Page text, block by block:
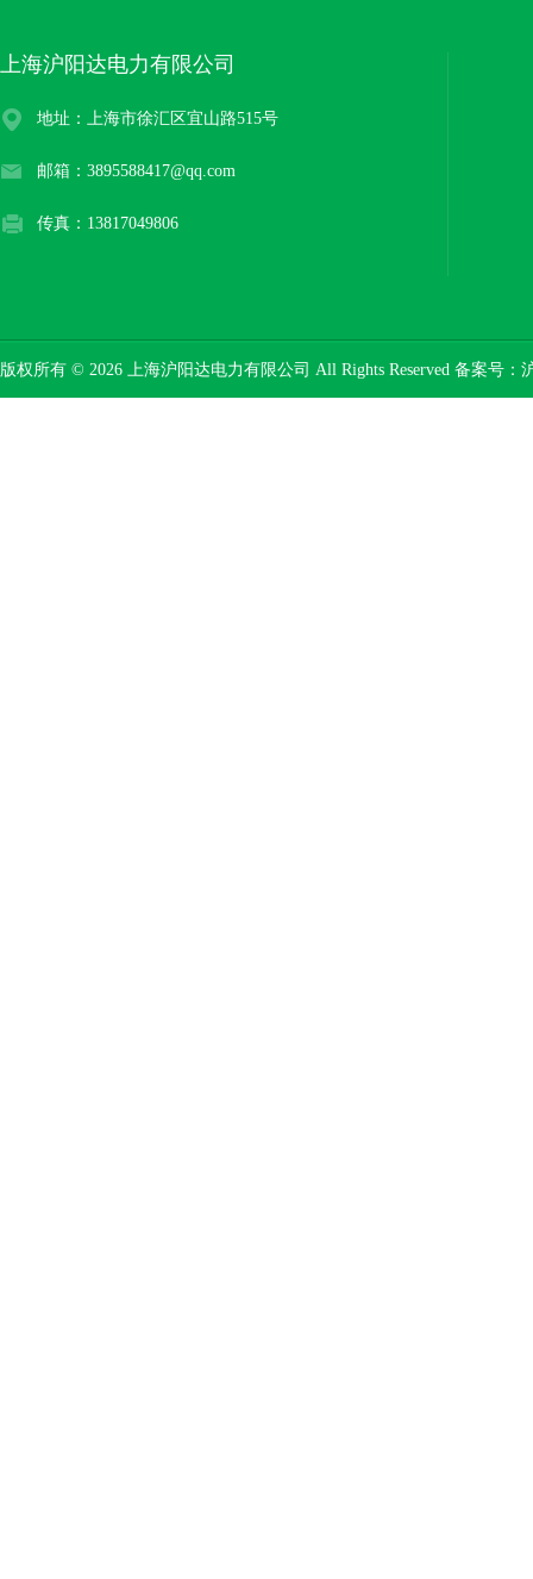
上海沪阳达电力有限公司
地址：上海市徐汇区宜山路515号
邮箱：3895588417@qq.com
传真：13817049806
版权所有 © 2026 上海沪阳达电力有限公司 All Rights Reserved 备案号：